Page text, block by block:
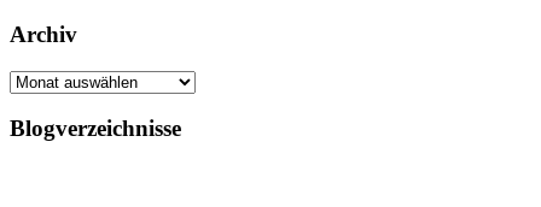
Archiv
Archiv
Blogverzeichnisse